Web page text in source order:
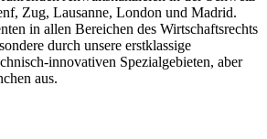
Zug, Lausanne, London und Madrid.
in allen Bereichen des Wirtschaftsrechts
durch unsere erstklassige
innovativen Spezialgebieten, aber
aus.